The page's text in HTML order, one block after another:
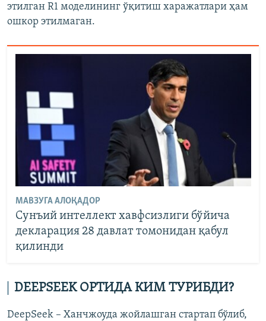
этилган R1 моделининг ўқитиш харажатлари ҳам
ошкор этилмаган.
МАВЗУГА АЛОҚАДОР
Сунъий интеллект хавфсизлиги бўйича
декларация 28 давлат томонидан қабул
қилинди
DEEPSEEK ОРТИДА КИМ ТУРИБДИ?
DeepSeek – Ханчжоуда жойлашган стартап бўлиб,